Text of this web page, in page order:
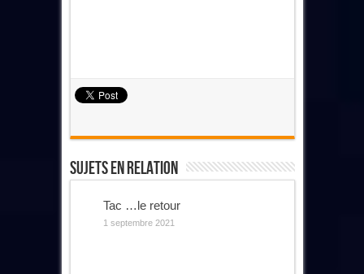
Sujets En Relation
Tac …le retour
1 septembre 2021